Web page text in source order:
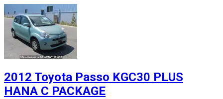
2012 Toyota Passo KGC30 PLUS
HANA C PACKAGE